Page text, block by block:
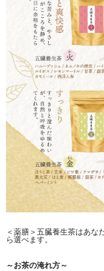
＜薬膳＞五臓養生茶はあな
ら選べます。
～お茶の淹れ方～